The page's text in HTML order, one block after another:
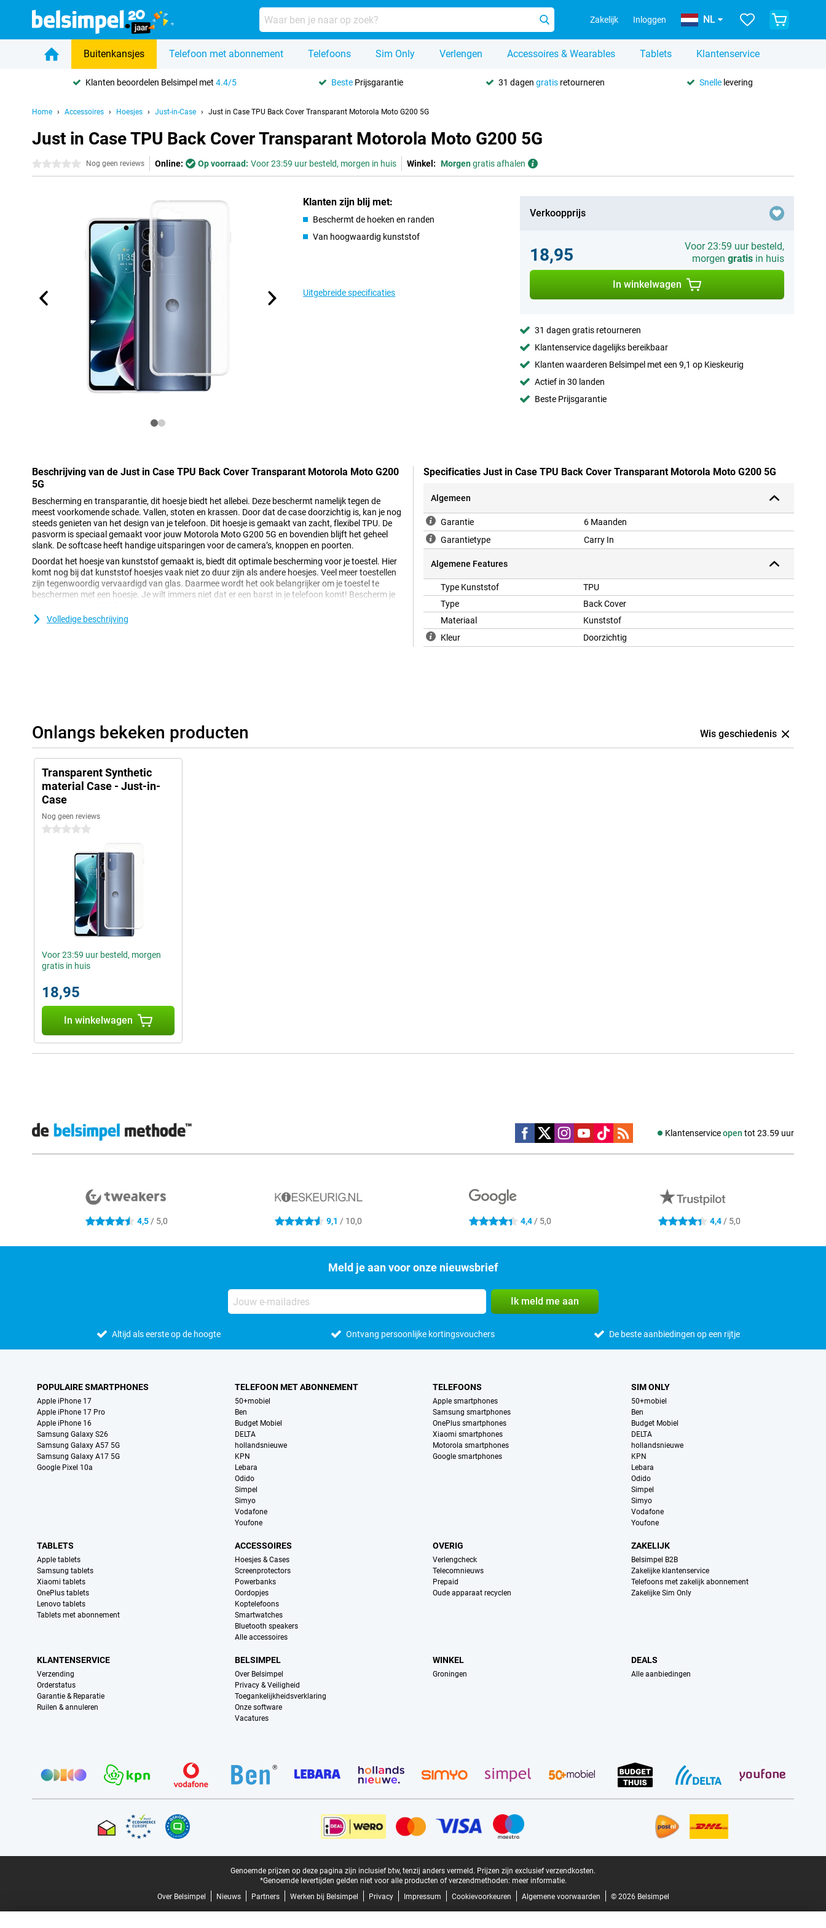
Zakelijk Inloggen NL
Buitenkansjes Telefoon met abonnement Telefoons Sim Only Verlengen Accessoires & Wearables Tablets Klantenservice
Klanten beoordelen Belsimpel met4.4/5 Beste Prijsgarantie 31 dagen gratisretourneren Snellelevering
Home Accessoires Hoesjes Just-in-Case Just in Case TPU Back Cover Transparant Motorola Moto G200 5G
Just in Case TPU Back Cover Transparant Motorola Moto G200 5G
0 sterren Nog geen reviews Online: Op voorraad: Voor 23:59 uur besteld, morgen in huis Winkel: Morgengratis afhalen
Klanten zijn blij met:
Beschermt de hoeken en randen
Van hoogwaardig kunststof
Uitgebreide specificaties
Verkoopprijs
18,95
Voor 23:59 uur besteld,
morgen gratisin huis
In winkelwagen
31 dagen gratis retourneren
Klantenservice dagelijks bereikbaar
Klanten waarderen Belsimpel met een 9,1 op Kieskeurig
Actief in 30 landen
Beste Prijsgarantie
Beschrijving van de Just in Case TPU Back Cover Transparant Motorola Moto G200
5G
Bescherming en transparantie, dit hoesje biedt het allebei. Deze beschermt namelijk tegen de
meest voorkomende schade. Vallen, stoten en krassen. Door dat de case doorzichtig is, kan je nog
steeds genieten van het design van je telefoon. Dit hoesje is gemaakt van zacht, flexibel TPU. De
pasvorm is speciaal gemaakt voor jouw Motorola Moto G200 5G en bovendien blijft het geheel
slank. De softcase heeft handige uitsparingen voor de camera’s, knoppen en poorten.
Doordat het hoesje van kunststof gemaakt is, biedt dit optimale bescherming voor je toestel. Hier
komt nog bij dat kunststof hoesjes vaak niet zo duur zijn als andere hoesjes. Veel meer toestellen
zijn tegenwoordig vervaardigd van glas. Daarmee wordt het ook belangrijker om je toestel te
beschermen met een hoesje. Je wilt immers niet dat er een barst in je telefoon komt! Bescherm je
Volledige beschrijving
Specificaties Just in Case TPU Back Cover Transparant Motorola Moto G200 5G
Algemeen
Garantie
6 Maanden
Garantietype
Carry In
Algemene Features
Type Kunststof
TPU
Type
Back Cover
Materiaal
Kunststof
Kleur
Doorzichtig
Onlangs bekeken producten Wis geschiedenis
Transparent Synthetic
material Case - Just-in-
Case
Nog geen reviews
0 sterren
Voor 23:59 uur besteld, morgen
gratis in huis
18,95
In winkelwagen
Klantenserviceopen tot 23.59 uur
Social media
4.5 sterren 4,5/ 5,0 4.6 sterren 9,1 / 10,0 4.4 sterren 4,4 / 5,0 4.4 sterren 4,4 / 5,0
Meld je aan voor onze nieuwsbrief
Ik meld me aan
Altijd als eerste op de hoogte Ontvang persoonlijke kortingsvouchers De beste aanbiedingen op een rijtje
POPULAIRE SMARTPHONES
Apple iPhone 17
Apple iPhone 17 Pro
Apple iPhone 16
Samsung Galaxy S26
Samsung Galaxy A57 5G
Samsung Galaxy A17 5G
Google Pixel 10a
TELEFOON MET ABONNEMENT
50+mobiel
Ben
Budget Mobiel
DELTA
hollandsnieuwe
KPN
Lebara
Odido
Simpel
Simyo
Vodafone
Youfone
TELEFOONS
Apple smartphones
Samsung smartphones
OnePlus smartphones
Xiaomi smartphones
Motorola smartphones
Google smartphones
SIM ONLY
50+mobiel
Ben
Budget Mobiel
DELTA
hollandsnieuwe
KPN
Lebara
Odido
Simpel
Simyo
Vodafone
Youfone
TABLETS
Apple tablets
Samsung tablets
Xiaomi tablets
OnePlus tablets
Lenovo tablets
Tablets met abonnement
ACCESSOIRES
Hoesjes & Cases
Screenprotectors
Powerbanks
Oordopjes
Koptelefoons
Smartwatches
Bluetooth speakers
Alle accessoires
OVERIG
Verlengcheck
Telecomnieuws
Prepaid
Oude apparaat recyclen
ZAKELIJK
Belsimpel B2B
Zakelijke klantenservice
Telefoons met zakelijk abonnement
Zakelijke Sim Only
KLANTENSERVICE
Verzending
Orderstatus
Garantie & Reparatie
Ruilen & annuleren
BELSIMPEL
Over Belsimpel
Privacy & Veiligheid
Toegankelijkheidsverklaring
Onze software
Vacatures
WINKEL
Groningen
DEALS
Alle aanbiedingen
Genoemde prijzen op deze pagina zijn inclusief btw, tenzij anders vermeld. Prijzen zijn exclusief verzendkosten.
*Genoemde levertijden gelden niet voor alle producten of verzendmethoden: meer informatie.
Over Belsimpel
Nieuws Partners Werken bij Belsimpel Privacy Impressum Cookievoorkeuren Algemene voorwaarden © 2026 Belsimpel